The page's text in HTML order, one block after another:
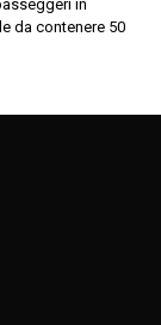
in
da contenere 50